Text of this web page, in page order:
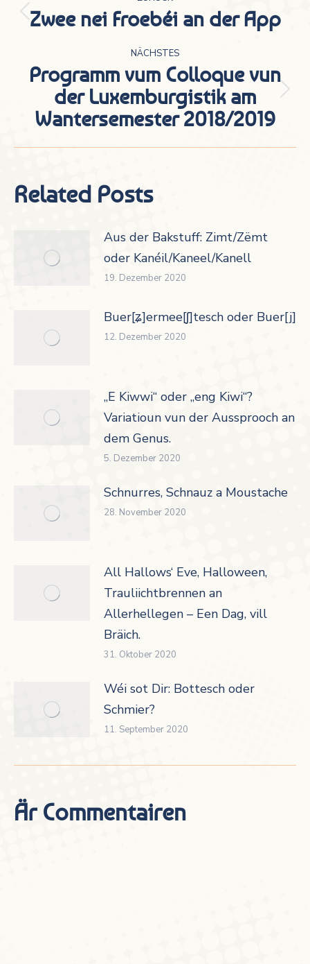
Vorheriger
Zwee nei Froebéi an der App
NÄCHSTES
Nächster
Beitrag:
Programm vum Colloque vun
der Luxemburgistik am
Wantersemester 2018/2019
Related Posts
Aus der Bakstuff: Zimt/Zëmt
oder Kanéil/Kaneel/Kanell
19. Dezember 2020
Buer[ʑ]ermee[ʃ]tesch oder
12. Dezember 2020
„E Kiwwi“ oder „eng Kiwi“?
Variatioun vun der Aussprooch an
dem Genus.
5. Dezember 2020
Schnurres, Schnauz a Moustache
28. November 2020
All Hallows‘ Eve, Halloween,
Trauliichtbrennen an
Allerhellegen – Een Dag, vill
Bräich.
31. Oktober 2020
Wéi sot Dir: Bottesch oder
Schmier?
11. September 2020
Är Commentairen